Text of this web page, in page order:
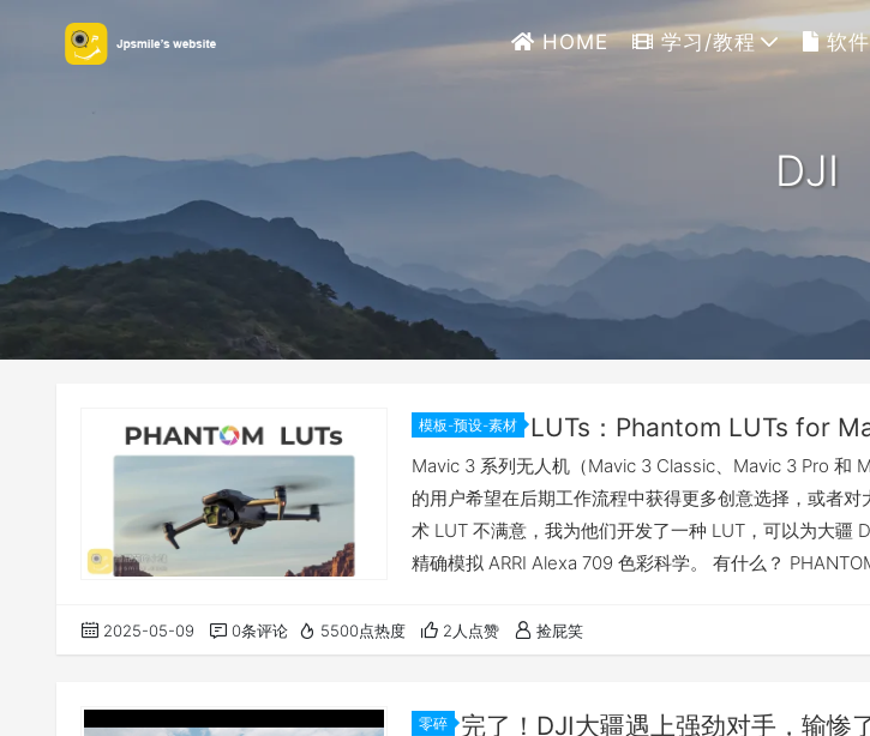
HOME 学习/教程 软件
DJI
模板-预设-素材
Mavic 3 系列无人机（Mavic 3 Classic、Mavic 3 Pro 和
的用户希望在后期工作流程中获得更多创意选择，或者对
术 LUT 不满意，我为他们开发了一种 LUT，可以为大疆
精确模拟 ARRI Alexa 709 色彩科学。 有什么？
LUTs）: ARRI的5套LUTs除了仿真LU…
2025-05-09 0条评论 5500点热度 2人点赞 捡屁笑
零碎 完了！DJI大疆遇上强劲对手，输惨